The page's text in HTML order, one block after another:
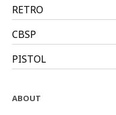
RETRO
CBSP
PISTOL
ABOUT